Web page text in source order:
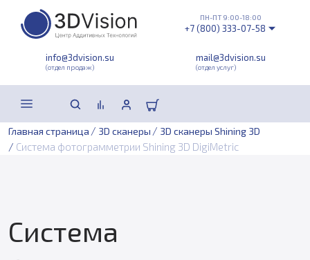
info@3dvision.su
(отдел продаж)
mail@3dvision.su
(отдел услуг)
ПН-ПТ 9:00-18:00
+7 (800) 333-07-58
Главная страница / 3D сканеры / 3D сканеры Shining 3D
/ Система фотограмметрии Shining 3D DigiMetric
Система